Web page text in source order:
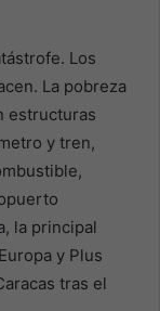
Los
La pobreza
estructuras
y tren,
la principal
y Plus
tras el